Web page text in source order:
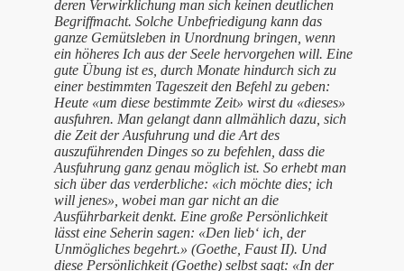
deren Verwirklichung man sich keinen deutlichen
Begriffmacht. Solche Unbefriedigung kann das
ganze Gemütsleben in Unordnung bringen, wenn
ein höheres Ich aus der Seele hervorgehen will. Eine
gute Übung ist es, durch Monate hindurch sich zu
einer bestimmten Tageszeit den Befehl zu geben:
Heute «um diese bestimmte Zeit» wirst du «dieses»
ausfuhren. Man gelangt dann allmählich dazu, sich
die Zeit der Ausfuhrung und die Art des
auszuführenden Dinges so zu befehlen, dass die
Ausfuhrung ganz genau möglich ist. So erhebt man
sich über das verderbliche: «ich möchte dies; ich
will jenes», wobei man gar nicht an die
Ausführbarkeit denkt. Eine große Persönlichkeit
lässt eine Seherin sagen: «Den lieb‘ ich, der
Unmögliches begehrt.» (Goethe, Faust II). Und
diese Persönlichkeit (Goethe) selbst sagt: «In der